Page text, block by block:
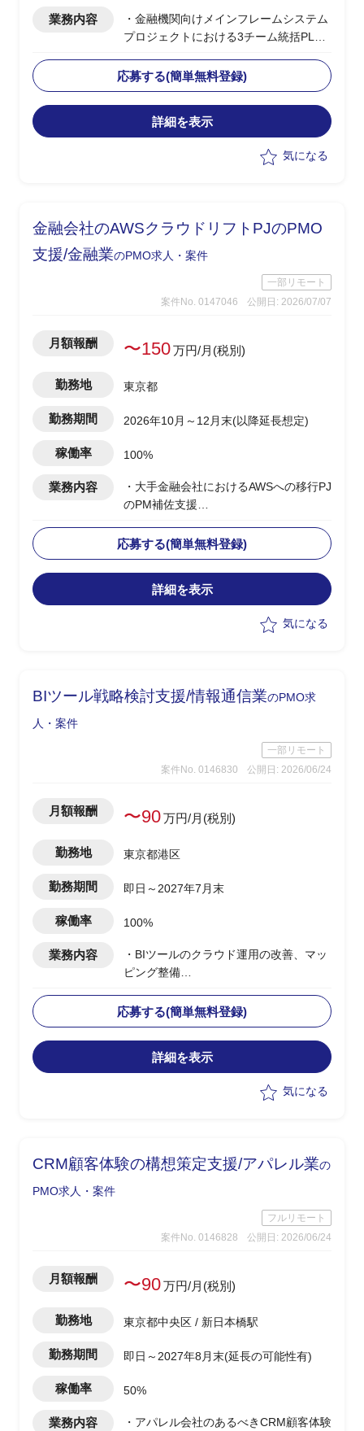
業務内容
・金融機関向けメインフレームシステム
プロジェクトにおける3チーム統括PL支
・z/OSチーム、MWチーム、LIBチーム
(全体約18名)の統括、推進
・顧客・エンドユーザーとの交渉、調
整、合意形成
応募する(簡単無料登録)
詳細を表示
気になる
金融会社のAWSクラウドリフトPJのPMO
支援/金融業のPMO求人・案件
一部リモート
案件No. 0147046
公開日: 2026/07/07
月額報酬 〜150万円/月(税別)
勤務地 東京都
勤務期間 2026年10月～12月末(以降延長想定)
稼働率 100%
業務内容
・大手金融会社におけるAWSへの移行PJ
のPM補佐支援
のPM補佐として自律的にPJ全体を推進
・他社が基本設計まで入っているが、詳
細設計から巻き取る想定
・下記業務実施を想定
整、議事録作成等の管理業務全般
・約3年をかけるプロジェクト
応募する(簡単無料登録)
詳細を表示
気になる
BIツール戦略検討⽀援/情報通信業のPMO求
人・案件
一部リモート
案件No. 0146830
公開日: 2026/06/24
月額報酬 〜90万円/月(税別)
勤務地 東京都港区
勤務期間 即日～2027年7月末
稼働率 100%
業務内容
・BIツールのクラウド運⽤の改善、マッ
ピング整備
どの戦略検討
・若⼿プロパーメンバーがおり、⼀緒に
検討し、指⽰出しなど⾃⾛して動いてい
ただきたい
応募する(簡単無料登録)
詳細を表示
気になる
CRM顧客体験の構想策定支援/アパレル業の
PMO求人・案件
フルリモート
案件No. 0146828
公開日: 2026/06/24
月額報酬 〜90万円/月(税別)
勤務地 東京都中央区 / 新日本橋駅
勤務期間 即日～2027年8月末(延長の可能性有)
稼働率 50%
業務内容
・アパレル会社のあるべきCRM顧客体験